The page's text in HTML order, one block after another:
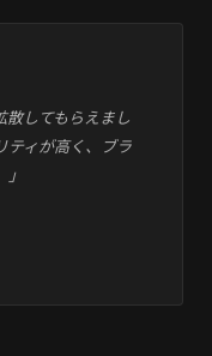
散してもらえまし
ティが高く、ブラ